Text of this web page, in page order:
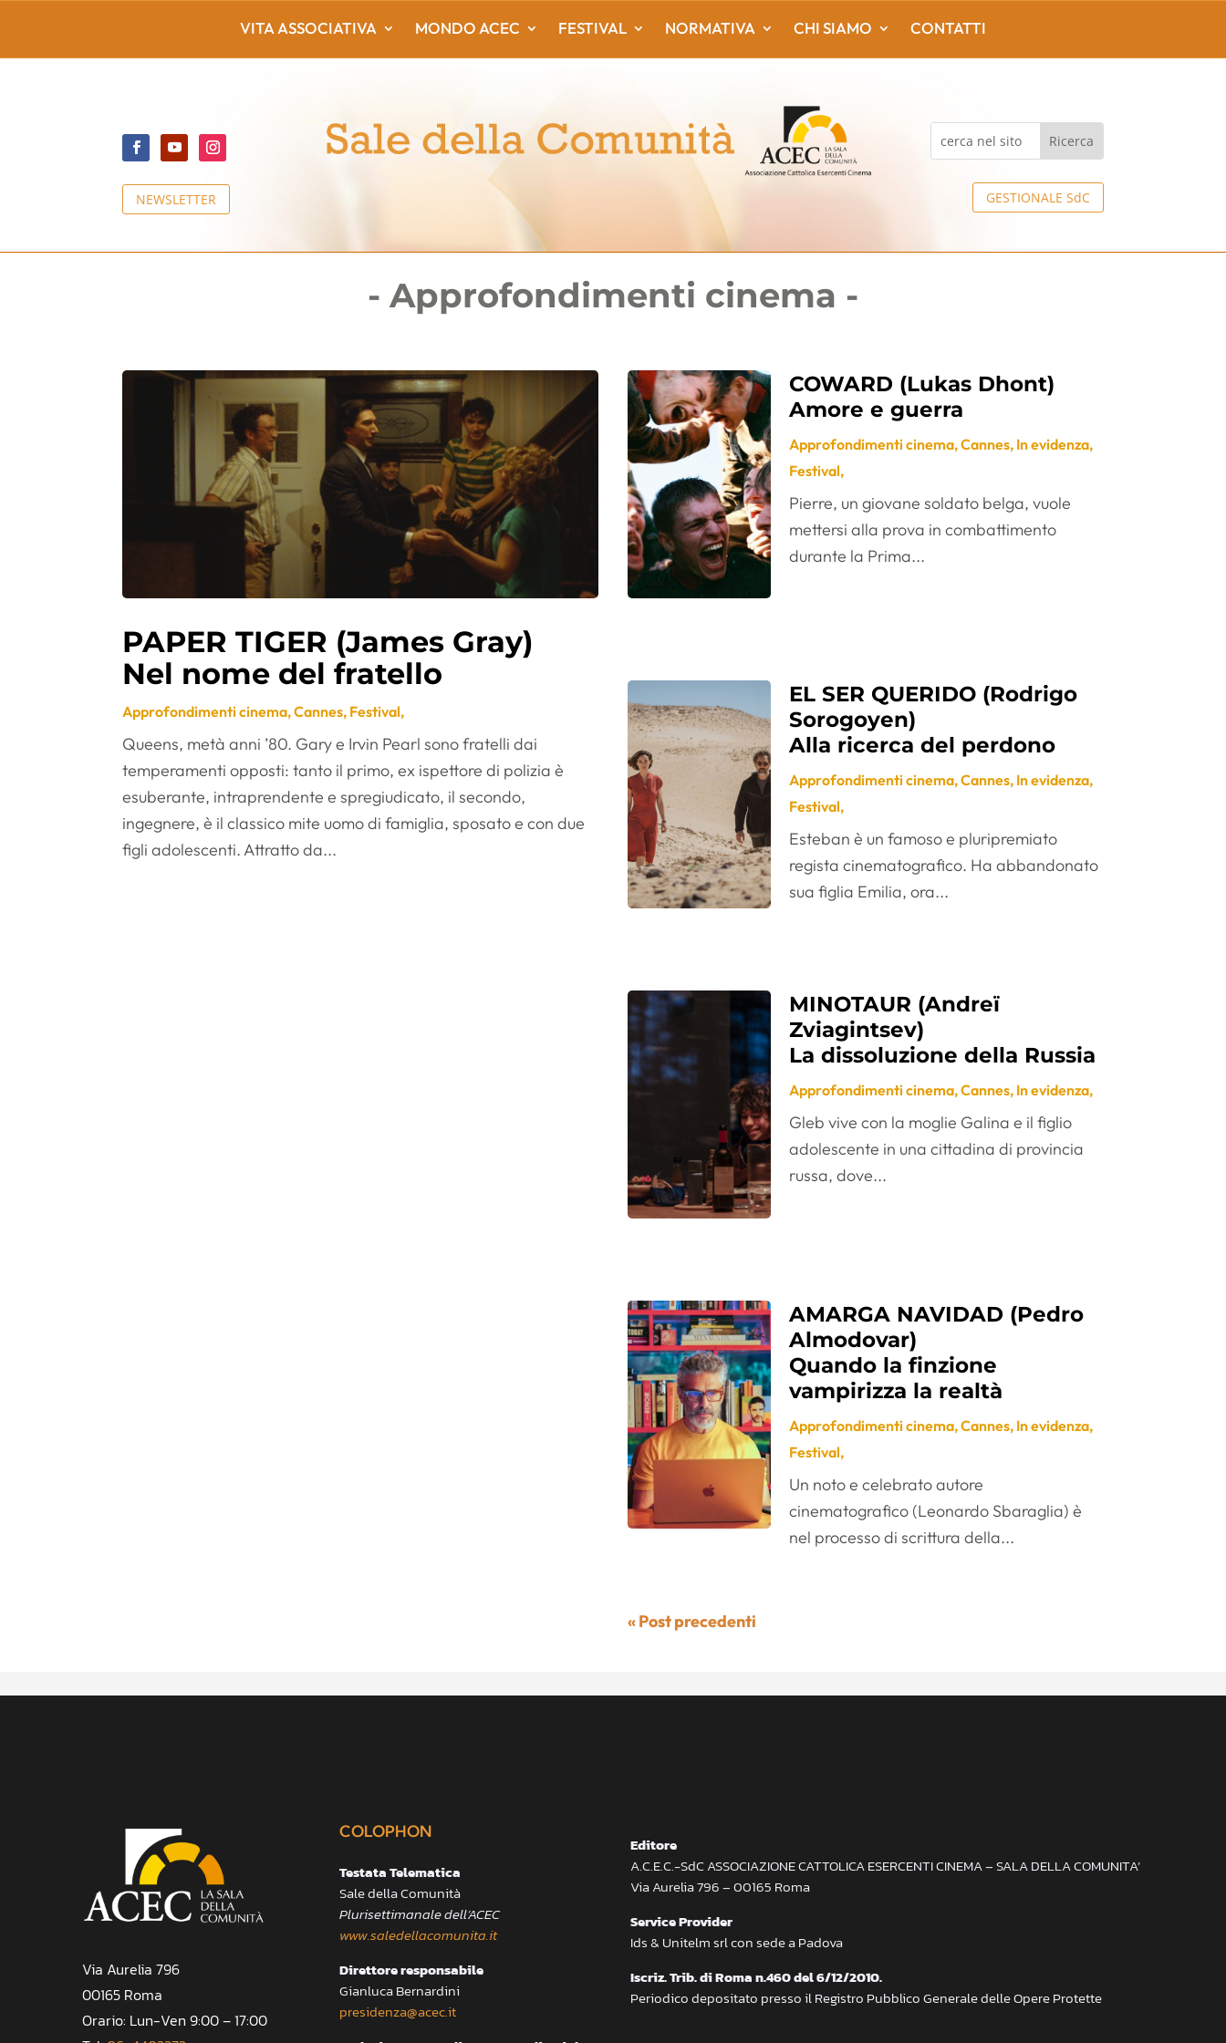
NEWSLETTER GESTIONALE SdC
VITA ASSOCIATIVA MONDO ACEC FESTIVAL NORMATIVA CHI SIAMO CONTATTI
- Approfondimenti cinema -
PAPER TIGER (James Gray)
Nel nome del fratello
Approfondimenti cinema,Cannes, Festival,
Queens, metà anni ’80. Gary e Irvin Pearl sono fratelli dai
temperamenti opposti: tanto il primo, ex ispettore di polizia è
esuberante, intraprendente e spregiudicato, il secondo,
ingegnere, è il classico mite uomo di famiglia, sposato e con due
figli adolescenti. Attratto da...
COWARD (Lukas Dhont)
Amore e guerra
Approfondimenti cinema,Cannes, In evidenza,
Festival,
Pierre, un giovane soldato belga, vuole
mettersi alla prova in combattimento
durante la Prima...
EL SER QUERIDO (Rodrigo
Sorogoyen)
Alla ricerca del perdono
Approfondimenti cinema,Cannes, In evidenza,
Festival,
Esteban è un famoso e pluripremiato
regista cinematografico. Ha abbandonato
sua figlia Emilia, ora...
MINOTAUR (Andreï
Zviagintsev)
La dissoluzione della Russia
Approfondimenti cinema,Cannes, In evidenza,
Gleb vive con la moglie Galina e il figlio
adolescente in una cittadina di provincia
russa, dove...
AMARGA NAVIDAD (Pedro
Almodovar)
Quando la finzione
vampirizza la realtà
Approfondimenti cinema,Cannes, In evidenza,
Festival,
Un noto e celebrato autore
cinematografico (Leonardo Sbaraglia) è
nel processo di scrittura della...
« Post precedenti
Via Aurelia 796
00165 Roma
Orario: Lun-Ven 9:00 – 17:00
COLOPHON
Testata Telematica
Sale della Comunità
Plurisettimanale dell’ACEC
www.saledellacomunita.it
Direttore responsabile
Gianluca Bernardini
presidenza@acec.it
Editore
A.C.E.C.-SdC ASSOCIAZIONE CATTOLICA ESERCENTI CINEMA – SALA DELLA COMUNITA’
Via Aurelia 796 – 00165 Roma
Service Provider
Ids & Unitelm srl con sede a Padova
Iscriz. Trib. di Roma n.460 del 6/12/2010.
Periodico depositato presso il Registro Pubblico Generale delle Opere Protette